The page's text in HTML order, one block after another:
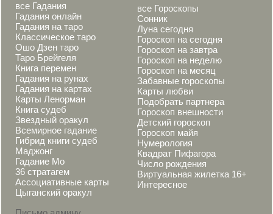
все Гадания
Гадания онлайн
Гадания на таро
Классическое таро
Ошо Дзен таро
Таро Брейгеля
Книга перемен
Гадания на рунах
Гадания на картах
Карты Ленорман
Книга судеб
Звездный оракул
Всемирное гадание
Гибрид книги судеб
Маджонг
Гадание Мо
36 стратагем
Ассоциативные карты
Цыганский оракул
все Гороскопы
Сонник
Луна сегодня
Гороскоп на сегодня
Гороскоп на завтра
Гороскоп на неделю
Гороскоп на месяц
Забавные гороскопы
Карты любви
Подобрать партнера
Гороскоп внешности
Детский гороскоп
Гороскоп майя
Нумерология
Квадрат Пифагора
Число рождения
Виртуальная жилетка 16+
Интересное